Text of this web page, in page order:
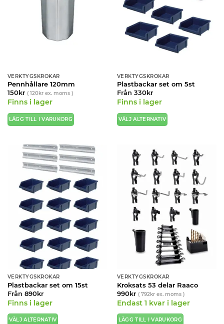
VERKTYGSKROKAR
Pennhållare 120mm
150kr ( 120krex. moms )
Finns i lager
LÄGG TILL I VARUKORG
VERKTYGSKROKAR
Plastbackar set om 5st
Från 330kr
Finns i lager
VÄLJ ALTERNATIV
produkten
varianter.
olika
alternativen
väljas
produktsidan
VERKTYGSKROKAR
Plastbackar set om 15st
Från 890kr
Finns i lager
VÄLJ ALTERNATIV
VERKTYGSKROKAR
Kroksats 53 delar Raaco
990kr ( 792krex. moms )
Endast 1 kvar i lager
LÄGG TILL I VARUKORG